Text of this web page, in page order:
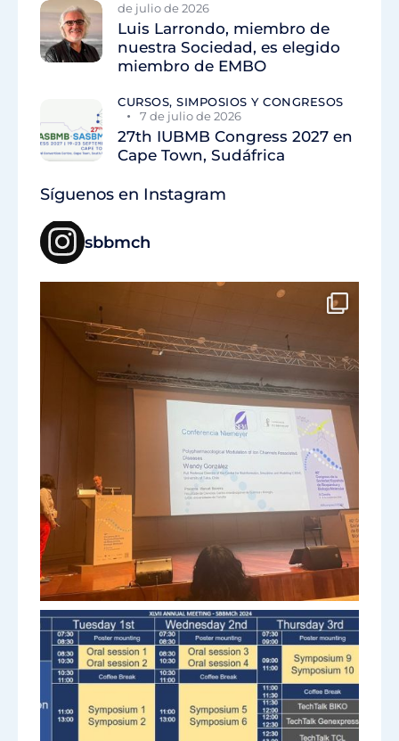
de julio de 2026
Luis Larrondo, miembro de
nuestra Sociedad, es elegido
miembro de EMBO
CURSOS, SIMPOSIOS Y CONGRESOS
7 de julio de 2026
27th IUBMB Congress 2027 en
Cape Town, Sudáfrica
Síguenos en Instagram
sbbmch